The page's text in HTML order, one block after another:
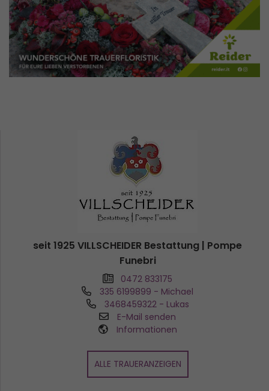
seit 1925 VILLSCHEIDER Bestattung | Pompe
Funebri
0472 833175
335 6199899 - Michael
3468459322 - Lukas
E-Mail senden
Informationen
ALLE TRAUERANZEIGEN